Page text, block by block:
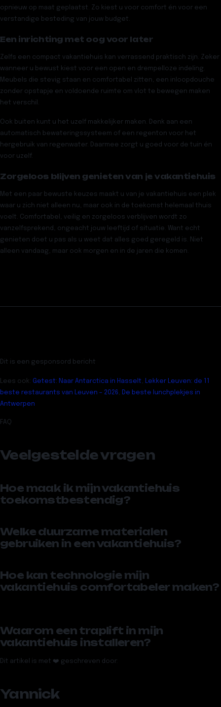
opnieuw op maat geplaatst. Zo kiest u voor comfort én voor een
verstandige besteding van jouw budget.
Een inrichting met oog voor later
Zelfs een compact vakantiehuis kan verrassend praktisch zijn. Zeker
wanneer u bewust kiest voor een open en drempelloze indeling.
Meubels die stevig staan en comfortabel zitten, een inloopdouche
zonder opstapje en voldoende ruimte om vlot te bewegen maken
het verschil.
Ook buiten kunt u het uzelf makkelijker maken. Denk aan een
automatisch bewateringssysteem of een regenton voor het
hergebruik van regenwater. Daarmee zorgt u goed voor de tuin én
voor uzelf.
Zorgeloos blijven genieten van je vakantiehuis
Met een paar bewuste keuzes maakt u van je vakantiehuis een plek
waar u zich niet alleen nu, maar ook in de toekomst helemaal thuis
voelt. Comfortabel, veilig en zorgeloos verblijven wordt zo
vanzelfsprekend, ongeacht jouw leeftijd of situatie. Want echt
genieten doet u pas als u weet dat alles goed geregeld is. Niet
alleen vandaag, maar ook morgen en in de jaren die komen.
Dit is een gesponsord bericht
Lees ook: Getest: Naar Antarctica in Hasselt, Lekker Leuven: de 11
beste restaurants van Leuven – 2026, De beste lunchplekjes in
Antwerpen
FAQ
Veelgestelde vragen
Hoe maak ik mijn vakantiehuis
toekomstbestendig?
Welke duurzame materialen
gebruiken in een vakantiehuis?
Hoe kan technologie mijn
vakantiehuis comfortabeler maken?
Waarom een traplift in mijn
vakantiehuis installeren?
Dit artikel is met ❤️ geschreven door:
Yannick